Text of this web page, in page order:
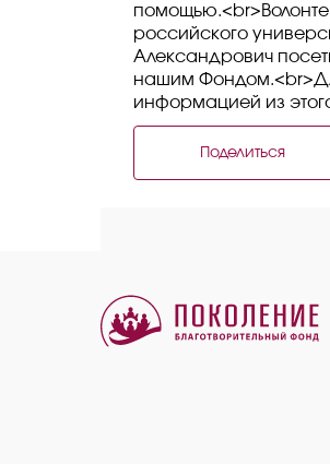
российского
Александрович
нашим
информацией из
Поделиться